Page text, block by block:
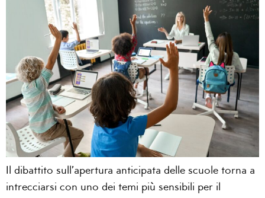
Il dibattito sull’apertura anticipata delle scuole torna a
intrecciarsi con uno dei temi più sensibili per il